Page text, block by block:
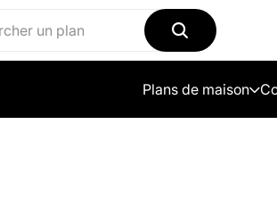
Plans de maison